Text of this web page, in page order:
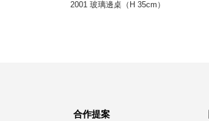
2001 玻璃邊桌（H 35cm）
合作提案